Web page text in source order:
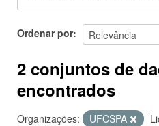
Sobre
Ordenar por
2 conjuntos de
encontrados
Organizações: UFCSPA